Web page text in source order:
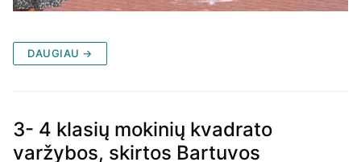
DAUGIAU →
3- 4 klasių mokinių kvadrato
varžybos, skirtos Bartuvos